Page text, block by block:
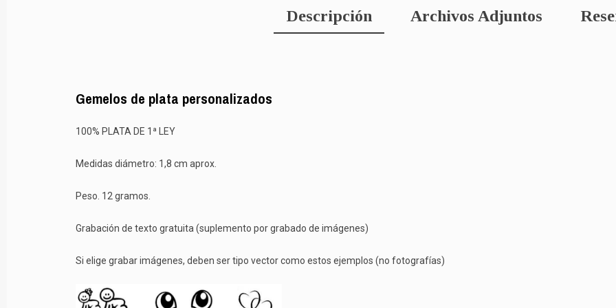
Descripción Archivos Adjuntos
Gemelos de plata personalizados
100% PLATA DE 1ª LEY
Medidas diámetro: 1,8 cm aprox.
Peso. 12 gramos.
Grabación de texto gratuita (suplemento por grabado de imágenes)
Si elige grabar imágenes, deben ser tipo vector como estos ejemplos (no fotografías)